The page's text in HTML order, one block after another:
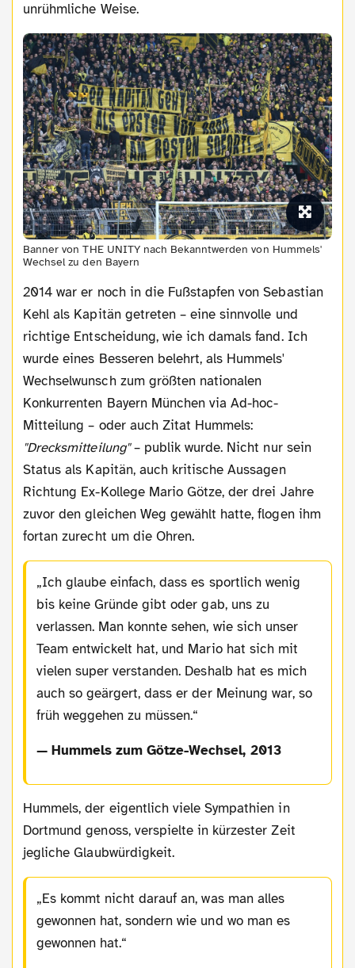
unrühmliche Weise.
Banner von THE UNITY nach Bekanntwerden von Hummels'
Wechsel zu den Bayern
2014 war er noch in die Fußstapfen von Sebastian
Kehl als Kapitän getreten – eine sinnvolle und
richtige Entscheidung, wie ich damals fand. Ich
wurde eines Besseren belehrt, als Hummels'
Wechselwunsch zum größten nationalen
Konkurrenten Bayern München via Ad-hoc-
Mitteilung – oder auch Zitat Hummels:
"Drecksmitteilung"– publik wurde. Nicht nur sein
Status als Kapitän, auch kritische Aussagen
Richtung Ex-Kollege Mario Götze, der drei Jahre
zuvor den gleichen Weg gewählt hatte, flogen ihm
fortan zurecht um die Ohren.
Ich glaube einfach, dass es sportlich wenig
bis keine Gründe gibt oder gab, uns zu
verlassen. Man konnte sehen, wie sich unser
Team entwickelt hat, und Mario hat sich mit
vielen super verstanden. Deshalb hat es mich
auch so geärgert, dass er der Meinung war, so
früh weggehen zu müssen.
— Hummels zum Götze-Wechsel, 2013
Hummels, der eigentlich viele Sympathien in
Dortmund genoss, verspielte in kürzester Zeit
jegliche Glaubwürdigkeit.
Es kommt nicht darauf an, was man alles
gewonnen hat, sondern wie und wo man es
gewonnen hat.